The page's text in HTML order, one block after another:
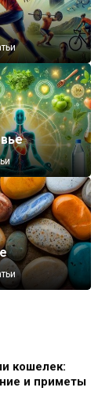
кошелек:
и приметы